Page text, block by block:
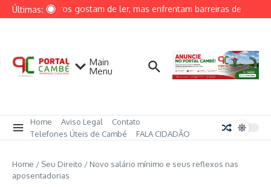
Ir para o conteúdo
Últimas:Brasileiros gostam de ler, mas enfrentam barreiras de acesso
Main
Menu
Home Aviso Legal
Contato
Telefones Úteis de Cambé
FALA CIDADÃO
Home / Seu Direito / Novo salário mínimo e seus reflexos nas
aposentadorias